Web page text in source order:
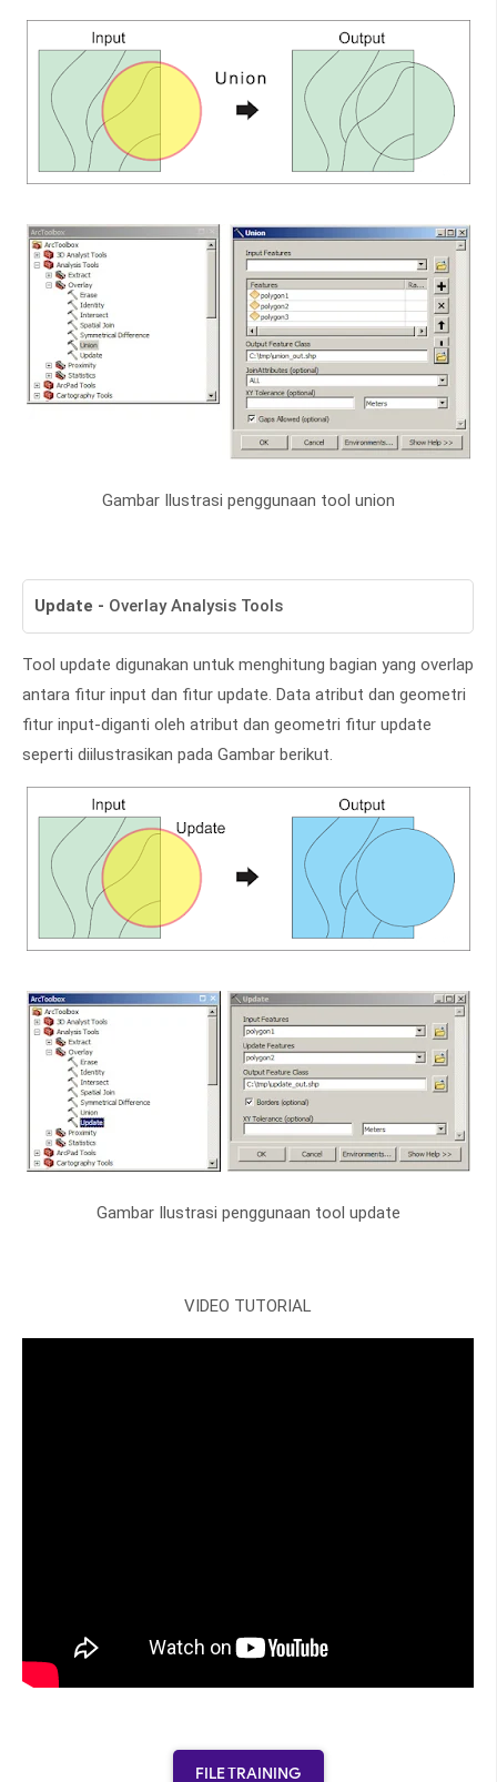
Gambar Ilustrasi penggunaan tool union
Update - Overlay Analysis Tools
Tool update digunakan untuk menghitung bagian yang overlap
antara fitur input dan fitur update. Data atribut dan geometri
fitur input-diganti oleh atribut dan geometri fitur update
seperti diilustrasikan pada Gambar berikut.
Gambar Ilustrasi penggunaan tool update
VIDEO TUTORIAL
FILE TRAINING